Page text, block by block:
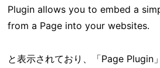
Plugin allows you to embed a
from a Page into your websites.
と表示されており、「Page Plugin